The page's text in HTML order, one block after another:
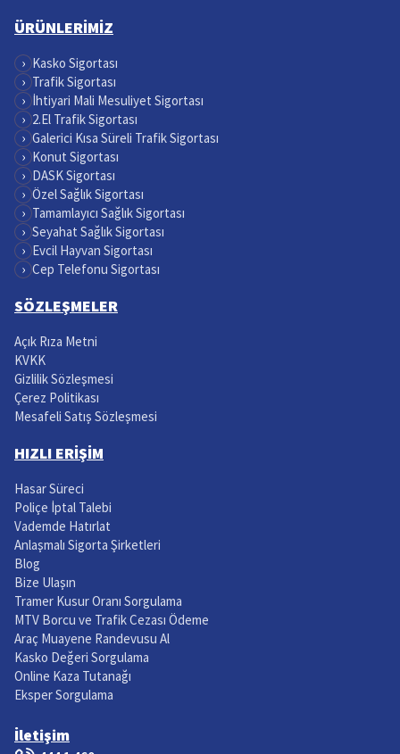
ÜRÜNLERİMİZ
› Kasko Sigortası
› Trafik Sigortası
› İhtiyari Mali Mesuliyet Sigortası
› 2.El Trafik Sigortası
› Galerici Kısa Süreli Trafik Sigortası
› Konut Sigortası
› DASK Sigortası
› Özel Sağlık Sigortası
› Tamamlayıcı Sağlık Sigortası
› Seyahat Sağlık Sigortası
› Evcil Hayvan Sigortası
› Cep Telefonu Sigortası
SÖZLEŞMELER
Açık Rıza Metni
KVKK
Gizlilik Sözleşmesi
Çerez Politikası
Mesafeli Satış Sözleşmesi
HIZLI ERİŞİM
Hasar Süreci
Poliçe İptal Talebi
Vademde Hatırlat
Anlaşmalı Sigorta Şirketleri
Blog
Bize Ulaşın
Tramer Kusur Oranı Sorgulama
MTV Borcu ve Trafik Cezası Ödeme
Araç Muayene Randevusu Al
Kasko Değeri Sorgulama
Online Kaza Tutanağı
Eksper Sorgulama
İletişim